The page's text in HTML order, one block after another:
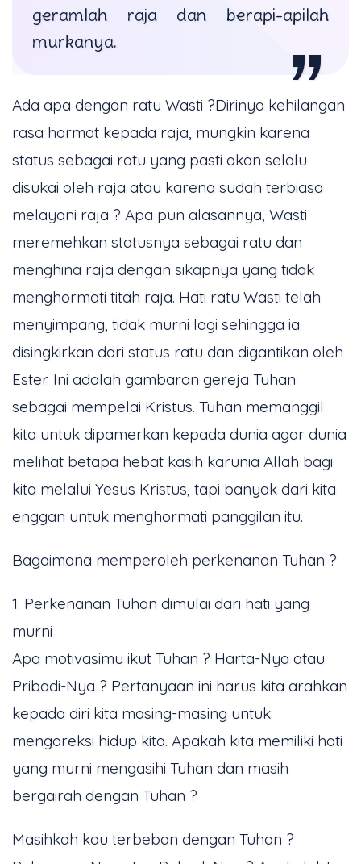
geramlah raja dan berapi-apilah
murkanya.
Ada apa dengan ratu Wasti ?Dirinya kehilangan
rasa hormat kepada raja, mungkin karena
status sebagai ratu yang pasti akan selalu
disukai oleh raja atau karena sudah terbiasa
melayani raja ? Apa pun alasannya, Wasti
meremehkan statusnya sebagai ratu dan
menghina raja dengan sikapnya yang tidak
menghormati titah raja. Hati ratu Wasti telah
menyimpang, tidak murni lagi sehingga ia
disingkirkan dari status ratu dan digantikan oleh
Ester. Ini adalah gambaran gereja Tuhan
sebagai mempelai Kristus. Tuhan memanggil
kita untuk dipamerkan kepada dunia agar dunia
melihat betapa hebat kasih karunia Allah bagi
kita melalui Yesus Kristus, tapi banyak dari kita
enggan untuk menghormati panggilan itu.
Bagaimana memperoleh perkenanan Tuhan ?
1. Perkenanan Tuhan dimulai dari hati yang
murni
Apa motivasimu ikut Tuhan ? Harta-Nya atau
Pribadi-Nya ? Pertanyaan ini harus kita arahkan
kepada diri kita masing-masing untuk
mengoreksi hidup kita. Apakah kita memiliki hati
yang murni mengasihi Tuhan dan masih
bergairah dengan Tuhan ?
Masihkah kau terbeban dengan Tuhan ?